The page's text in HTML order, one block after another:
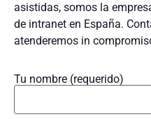
asistidas, somos la
de intranet en España.
atenderemos in
Tu nombre (requerido)